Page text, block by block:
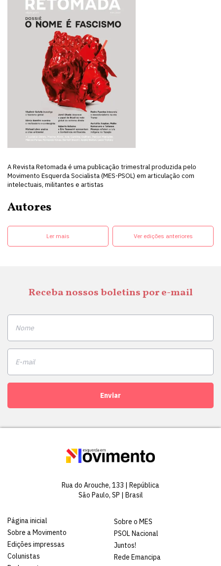
A Revista Retomada é uma publicação trimestral produzida pelo
Movimento Esquerda Socialista (MES-PSOL) em articulação com
intelectuais, militantes e artistas
Autores
Ler mais Ver edições anteriores
Receba nossos boletins por e-mail
Enviar
Rua do Arouche, 133 | República
São Paulo, SP | Brasil
Página inicial
Sobre a Movimento
Edições impressas
Colunistas
Sobre o MES
PSOL Nacional
Juntos!
Rede Emancipa